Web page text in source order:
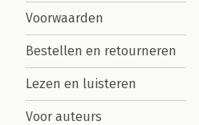
Voorwaarden
Bestellen en retourneren
Lezen en luisteren
Voor auteurs